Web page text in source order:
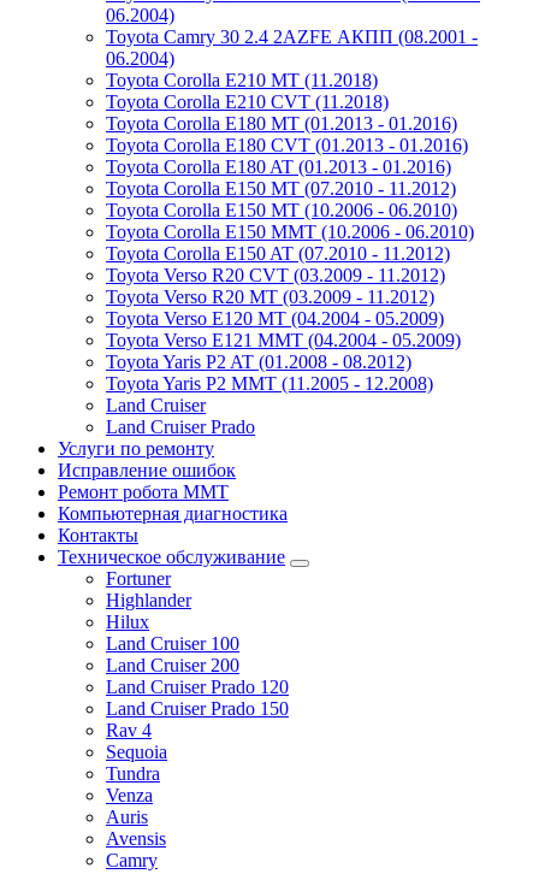
06.2004)
Toyota Camry 30 2.4 2AZFE АКПП (08.2001 -
06.2004)
Toyota Corolla E210 MT (11.2018)
Toyota Corolla E210 CVT (11.2018)
Toyota Corolla E180 MT (01.2013 - 01.2016)
Toyota Corolla E180 CVT (01.2013 - 01.2016)
Toyota Corolla E180 AT (01.2013 - 01.2016)
Toyota Corolla E150 MT (07.2010 - 11.2012)
Toyota Corolla E150 MT (10.2006 - 06.2010)
Toyota Corolla E150 MMT (10.2006 - 06.2010)
Toyota Corolla E150 AT (07.2010 - 11.2012)
Toyota Verso R20 CVT (03.2009 - 11.2012)
Toyota Verso R20 MT (03.2009 - 11.2012)
Toyota Verso E120 MT (04.2004 - 05.2009)
Toyota Verso E121 MMT (04.2004 - 05.2009)
Toyota Yaris P2 AT (01.2008 - 08.2012)
Toyota Yaris P2 MMT (11.2005 - 12.2008)
Land Cruiser
Land Cruiser Prado
Услуги по ремонту
Исправление ошибок
Ремонт робота MMT
Компьютерная диагностика
Контакты
Техническое обслуживание
Fortuner
Highlander
Hilux
Land Cruiser 100
Land Cruiser 200
Land Cruiser Prado 120
Land Cruiser Prado 150
Rav 4
Sequoia
Tundra
Venza
Auris
Avensis
Camry